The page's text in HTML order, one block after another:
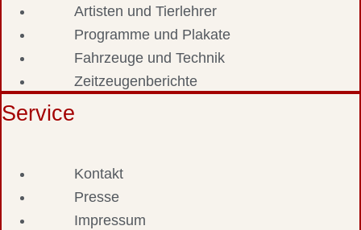
Artisten und Tierlehrer
Programme und Plakate
Fahrzeuge und Technik
Zeitzeugenberichte
Service
Kontakt
Presse
Impressum